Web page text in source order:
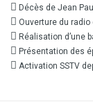
Décès de Jean
Ouverture du
Réalisation d’une
Présentation des
Activation SSTV